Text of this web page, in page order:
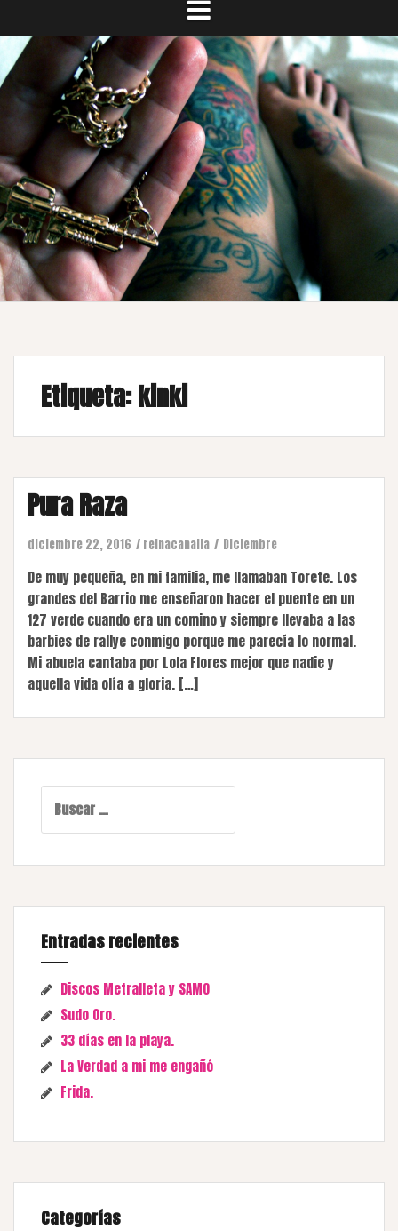
Etiqueta:kinki
Pura Raza
diciembre 22, 2016 reinacanalla Diciembre
De muy pequeña, en mi familia, me llamaban Torete. Los
grandes del Barrio me enseñaron hacer el puente en un
127 verde cuando era un comino y siempre llevaba a las
barbies de rallye conmigo porque me parecía lo normal.
Mi abuela cantaba por Lola Flores mejor que nadie y
aquella vida olía a gloria. […]
Entradas recientes
Discos Metralleta y SAMO
Sudo Oro.
33 días en la playa.
La Verdad a mi me engañó
Frida.
Categorías